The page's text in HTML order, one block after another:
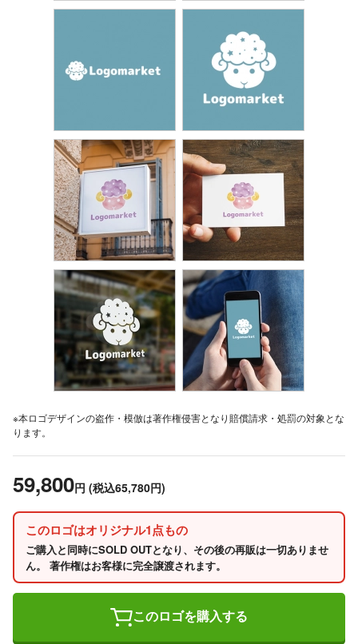
※本ロゴデザインの盗作・模倣は著作権侵害となり賠償請求・処罰の対象とな
ります。
59,800円 (税込65,780円)
このロゴはオリジナル1点もの
ご購入と同時にSOLD OUTとなり、その後の再販は一切ありませ
ん。 著作権はお客様に完全譲渡されます。
このロゴを購入する